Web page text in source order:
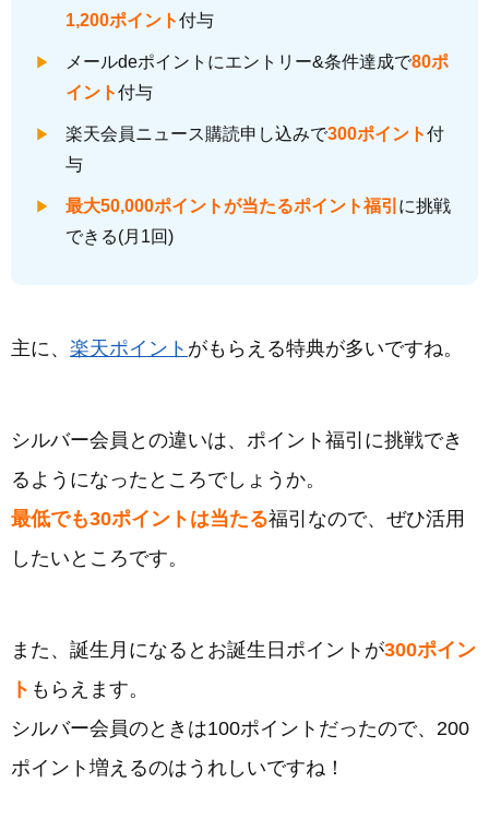
1,200ポイント付与
メールdeポイントにエントリー&条件達成で80ポ
イント付与
楽天会員ニュース購読申し込みで300ポイント付
与
最大50,000ポイントが当たるポイント福引 に挑戦
できる(月1回)
主に、 楽天ポイント がもらえる特典が多いですね。
シルバー会員との違いは、ポイント福引に挑戦でき
るようになったところでしょうか。
最低でも30ポイントは当たる福引なので、ぜひ活用
したいところです。
また、誕生月になるとお誕生日ポイントが300ポイン
ト もらえます。
シルバー会員のときは100ポイントだったので、200
ポイント増えるのはうれしいですね！